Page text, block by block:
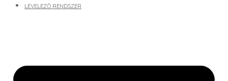
LEVELEZŐ RENDSZER